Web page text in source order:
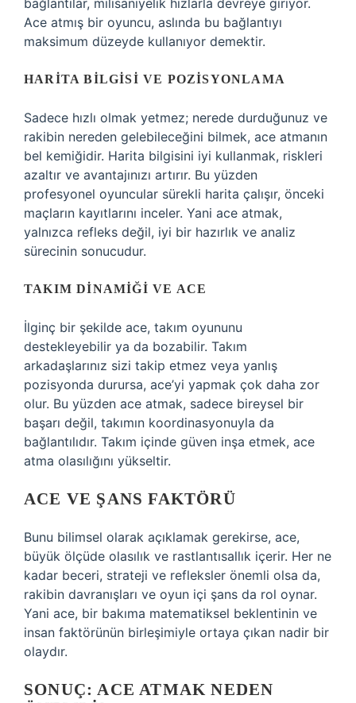
bağlantılar, milisaniyelik hızlarla devreye giriyor.
Ace atmış bir oyuncu, aslında bu bağlantıyı
maksimum düzeyde kullanıyor demektir.
HARITA BILGISI VE POZISYONLAMA
Sadece hızlı olmak yetmez; nerede durduğunuz ve
rakibin nereden gelebileceğini bilmek, ace atmanın
bel kemiğidir. Harita bilgisini iyi kullanmak, riskleri
azaltır ve avantajınızı artırır. Bu yüzden
profesyonel oyuncular sürekli harita çalışır, önceki
maçların kayıtlarını inceler. Yani ace atmak,
yalnızca refleks değil, iyi bir hazırlık ve analiz
sürecinin sonucudur.
TAKIM DINAMIĞI VE ACE
İlginç bir şekilde ace, takım oyununu
destekleyebilir ya da bozabilir. Takım
arkadaşlarınız sizi takip etmez veya yanlış
pozisyonda durursa, ace’yi yapmak çok daha zor
olur. Bu yüzden ace atmak, sadece bireysel bir
başarı değil, takımın koordinasyonuyla da
bağlantılıdır. Takım içinde güven inşa etmek, ace
atma olasılığını yükseltir.
ACE VE ŞANS FAKTÖRÜ
Bunu bilimsel olarak açıklamak gerekirse, ace,
büyük ölçüde olasılık ve rastlantısallık içerir. Her ne
kadar beceri, strateji ve refleksler önemli olsa da,
rakibin davranışları ve oyun içi şans da rol oynar.
Yani ace, bir bakıma matematiksel beklentinin ve
insan faktörünün birleşimiyle ortaya çıkan nadir bir
olaydır.
SONUÇ: ACE ATMAK NEDEN